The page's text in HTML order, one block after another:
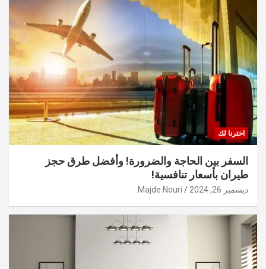
اخترنا لك
السفر بين الحاجة والضرورة! وأفضل طرق حجز
طيران بأسعار تنافسية!
ديسمبر 26, 2024 Majde Nouri